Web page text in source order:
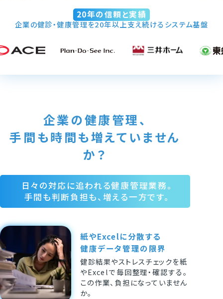
20年の信頼と実績
企業の健診・健康管理を20年以上支え続けるシステム基盤
企業の健康管理、
手間も時間も増えていません
か？
日々の対応に追われる健康管理業務。
手間も判断負担も、増える一方です。
紙やExcelに分散する
健康データ管理の限界
健診結果やストレスチェックを紙
やExcelで毎回整理・確認する。
この作業、負担になっていません
か。